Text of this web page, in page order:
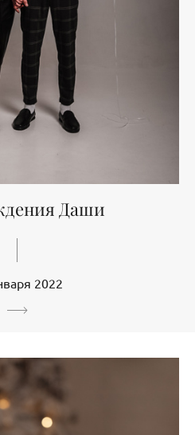
Даши
2022